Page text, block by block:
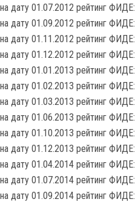
на дату 01.07.2012 рейтинг ФИДЕ:
на дату 01.09.2012 рейтинг ФИДЕ:
на дату 01.11.2012 рейтинг ФИДЕ:
на дату 01.12.2012 рейтинг ФИДЕ:
на дату 01.01.2013 рейтинг ФИДЕ:
на дату 01.02.2013 рейтинг ФИДЕ:
на дату 01.03.2013 рейтинг ФИДЕ:
на дату 01.06.2013 рейтинг ФИДЕ:
на дату 01.10.2013 рейтинг ФИДЕ:
на дату 01.12.2013 рейтинг ФИДЕ:
на дату 01.04.2014 рейтинг ФИДЕ:
на дату 01.07.2014 рейтинг ФИДЕ:
на дату 01.09.2014 рейтинг ФИДЕ: